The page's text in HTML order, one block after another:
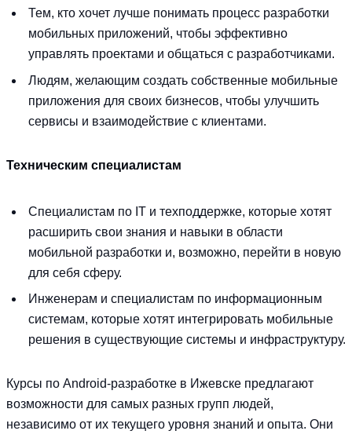
Тем, кто хочет лучше понимать процесс разработки
мобильных приложений, чтобы эффективно
управлять проектами и общаться с разработчиками.
Людям, желающим создать собственные мобильные
приложения для своих бизнесов, чтобы улучшить
сервисы и взаимодействие с клиентами.
Техническим специалистам
Специалистам по IT и техподдержке, которые хотят
расширить свои знания и навыки в области
мобильной разработки и, возможно, перейти в новую
для себя сферу.
Инженерам и специалистам по информационным
системам, которые хотят интегрировать мобильные
решения в существующие системы и инфраструктуру.
Курсы по Android-разработке в Ижевске предлагают
возможности для самых разных групп людей,
независимо от их текущего уровня знаний и опыта. Они